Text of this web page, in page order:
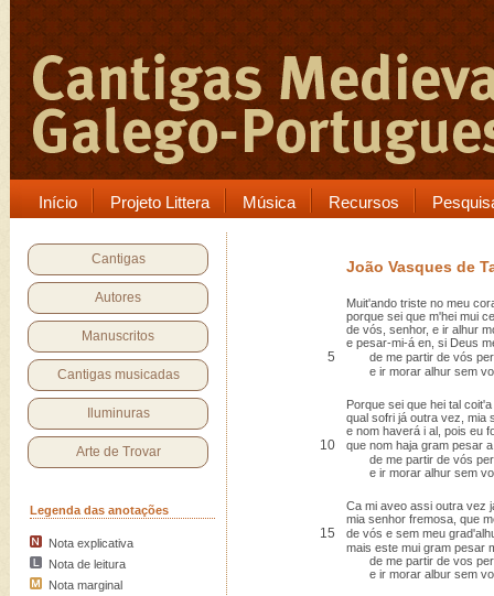
Início Projeto Littera Música Recursos
Cantigas
Autores
Manuscritos
Cantigas musicadas
Iluminuras
Arte de Trovar
Legenda das anotações
Nota explicativa
Nota de leitura
Nota marginal
João Vasques de
Muit'ando triste no meu
porque sei que m'hei mui
de vós, senhor, e ir alhur
e pesar-mi-á en, si Deus
5
de me partir de vós per
e ir morar alhur sem
Porque sei que hei tal
qual sofri já outra vez, mia
e nom haverá i al, pois eu
10
que nom haja gram pesar
de me partir de vós per
e ir morar alhur sem
Ca mi aveo assi outra vez
mia senhor fremosa, que
15
de vós e sem meu
mais este mui gram pesar
de me partir de vos per
e ir morar albur sem